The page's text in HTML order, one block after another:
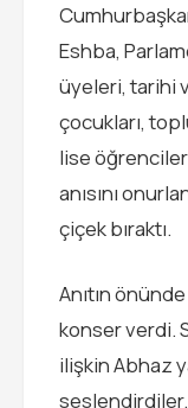
Eshba,
üyeleri, tarihi
çocukları,
lise
anısını
çiçek bıraktı.
Anıtın
konser verdi.
ilişkin Abhaz